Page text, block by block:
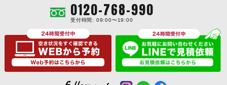
0120-768-990
受付時間: 09:00〜19:00